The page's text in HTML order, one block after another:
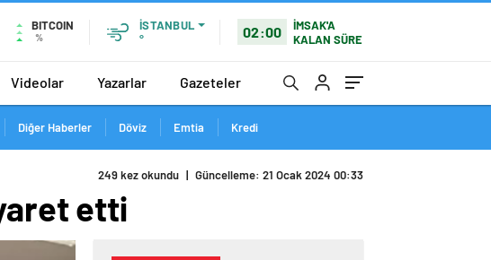
BITCOIN
%
İSTANBUL
°
02:00
İMSAK'A
KALAN SÜRE
Videolar Yazarlar Gazeteler
Diğer Haberler Döviz Emtia Kredi
249 kez okundu | Güncelleme: 21 Ocak 2024 00:33
etti